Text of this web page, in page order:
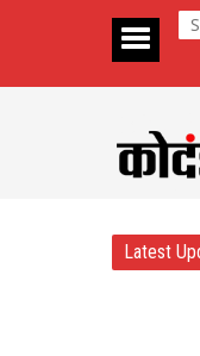
Latest
बेहतर सुविधा, Hidden